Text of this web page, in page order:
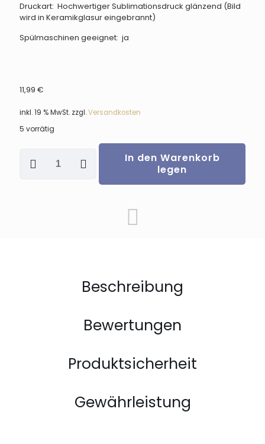
Druckart: Hochwertiger Sublimationsdruck glänzend (Bild
wird in Keramikglasur eingebrannt)
Spülmaschinen geeignet: ja
11,99 €
inkl. 19 % MwSt. zzgl.Versandkosten
5 vorrätig
„Team
In den Warenkorb
legen
Beschreibung
Bewertungen
Produktsicherheit
Gewährleistung